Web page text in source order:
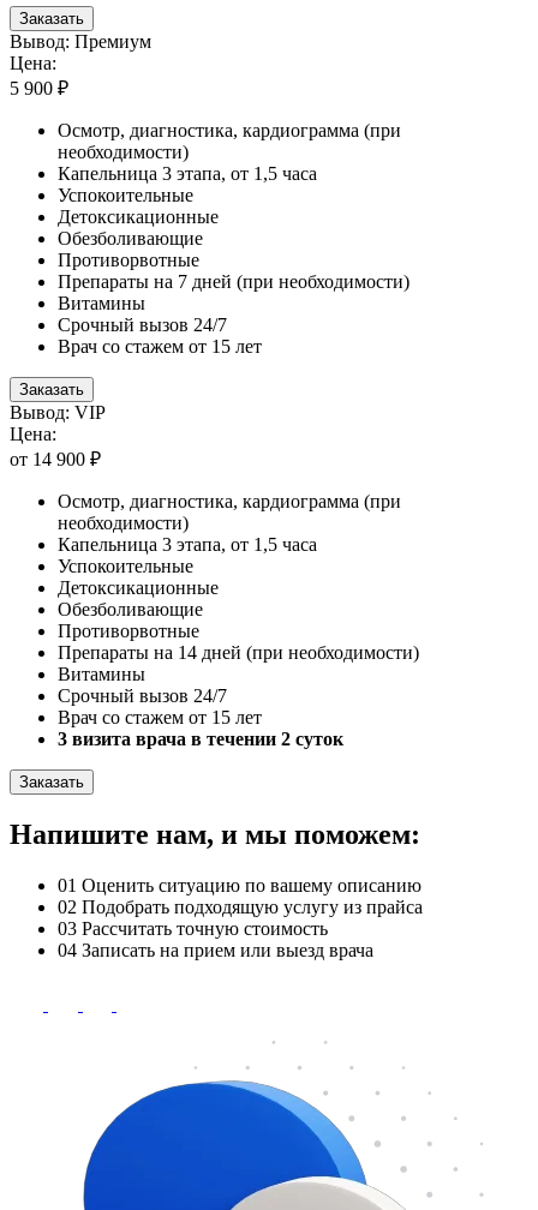
Заказать
Вывод: Премиум
Цена:
5 900 ₽
Осмотр, диагностика, кардиограмма (при
необходимости)
Капельница 3 этапа, от 1,5 часа
Успокоительные
Детоксикационные
Обезболивающие
Противорвотные
Препараты на 7 дней (при необходимости)
Витамины
Срочный вызов 24/7
Врач со стажем от 15 лет
Заказать
Вывод: VIP
Цена:
от 14 900 ₽
Осмотр, диагностика, кардиограмма (при
необходимости)
Капельница 3 этапа, от 1,5 часа
Успокоительные
Детоксикационные
Обезболивающие
Противорвотные
Препараты на 14 дней (при необходимости)
Витамины
Срочный вызов 24/7
Врач со стажем от 15 лет
3 визита врача в течении 2 суток
Заказать
Напишите нам, и мы поможем:
01 Оценить ситуацию по вашему описанию
02 Подобрать подходящую услугу из прайса
03 Рассчитать точную стоимость
04 Записать на прием или выезд врача